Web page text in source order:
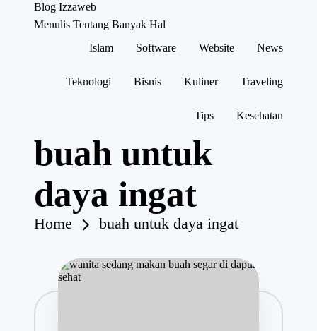
Blog Izzaweb
Menulis Tentang Banyak Hal
Islam
Software Website News
Teknologi Bisnis Kuliner Traveling
Tips Kesehatan
buah untuk
daya ingat
Home buah untuk daya ingat